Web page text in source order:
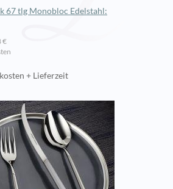
67 tlg Monobloc Edelstahl:
€
+ Lieferzeit